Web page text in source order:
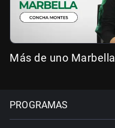
Más de uno Marbella
PROGRAMAS